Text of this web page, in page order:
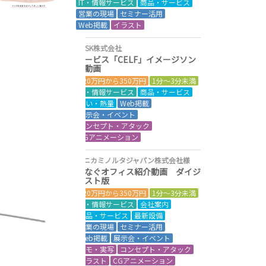
IT・情報サービス
商品・サービス
営業の現場
セミナー活用
Web掲載
イラスト
SCSK株式会社
サービス「CELF」イメージソン
グ動画
120万円から350万円
1分～3分未満
IT・情報サービス
商品・サービス
想い・熱量 Web掲載
展示会・イベント
コンセプト・アタック
CGアニメーション
コニカミノルタジャパン株式会社様
つなぐオフィス紹介動画 ダイジ
ェスト版
120万円から350万円
1分～3分未満
IT・情報サービス
会社案内
商品・サービス
最新設備
営業の現場
セミナー活用
Web掲載
展示会・イベント
デモ・実写
コンセプト・アタック
イラスト
CGアニメーション